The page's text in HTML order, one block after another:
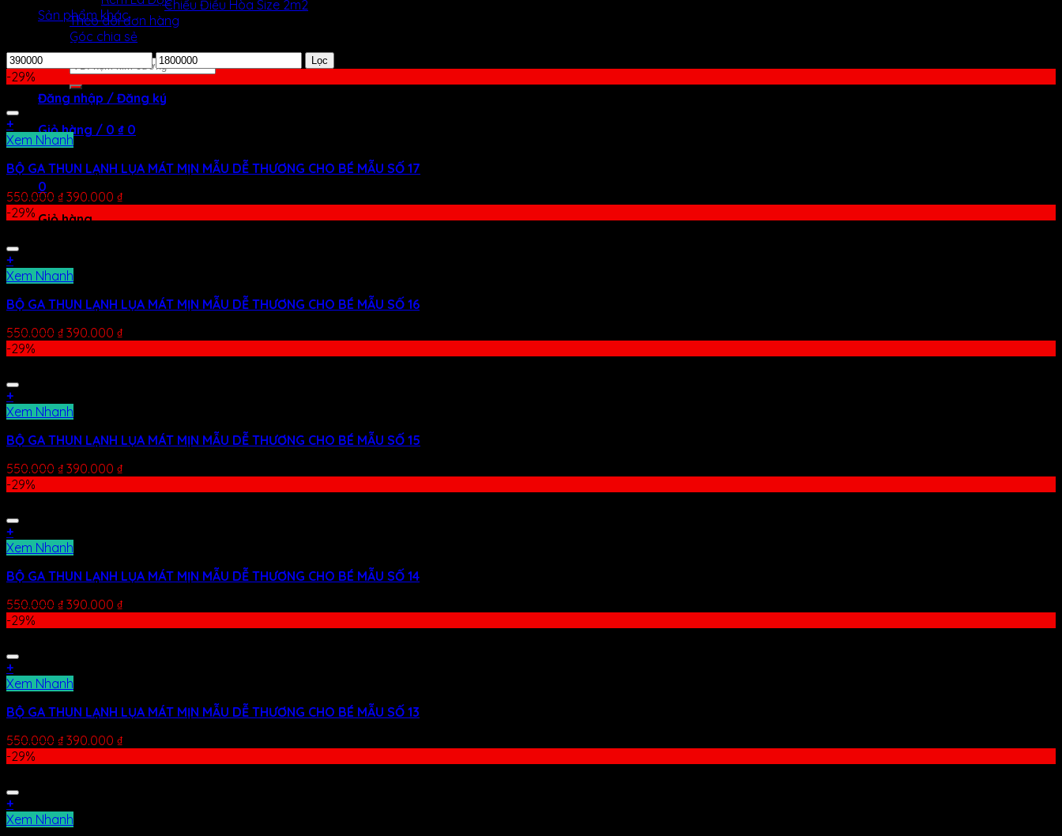
Chiếu Điều Hòa Size 2m2
Theo dõi đơn hàng
Góc chia sẻ
Tìm
Đăng nhập / Đăng ký
Giỏ hàng / 0 ₫ 0
Chưa có sản phẩm trong giỏ hàng.
0
Giỏ hàng
Sản phẩm khác
Lọc theo giá
Lọc
-29%
+
Xem Nhanh
BỘ GA THUN LẠNH LỤA MÁT MỊN MẪU DỄ THƯƠNG CHO BÉ MẪU SỐ 17
550.000 ₫ 390.000 ₫
-29%
+
Xem Nhanh
BỘ GA THUN LẠNH LỤA MÁT MỊN MẪU DỄ THƯƠNG CHO BÉ MẪU SỐ 16
550.000 ₫ 390.000 ₫
-29%
+
Xem Nhanh
BỘ GA THUN LẠNH LỤA MÁT MỊN MẪU DỄ THƯƠNG CHO BÉ MẪU SỐ 15
550.000 ₫ 390.000 ₫
-29%
+
Xem Nhanh
BỘ GA THUN LẠNH LỤA MÁT MỊN MẪU DỄ THƯƠNG CHO BÉ MẪU SỐ 14
550.000 ₫ 390.000 ₫
-29%
+
Xem Nhanh
BỘ GA THUN LẠNH LỤA MÁT MỊN MẪU DỄ THƯƠNG CHO BÉ MẪU SỐ 13
550.000 ₫ 390.000 ₫
-29%
+
Xem Nhanh